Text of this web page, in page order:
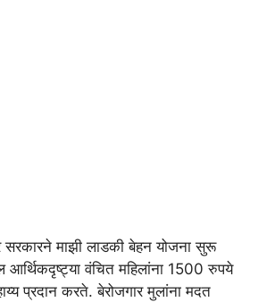
सरकारने माझी लाडकी बेहन योजना सुरू
आर्थिकदृष्ट्या वंचित महिलांना 1500 रुपये
प्रदान करते. बेरोजगार मुलांना मदत